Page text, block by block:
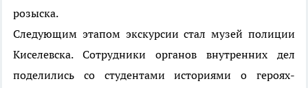
розыска.
Следующим этапом экскурсии стал музей полиции
Киселевска. Сотрудники органов внутренних дел
поделились со студентами историями о героях-